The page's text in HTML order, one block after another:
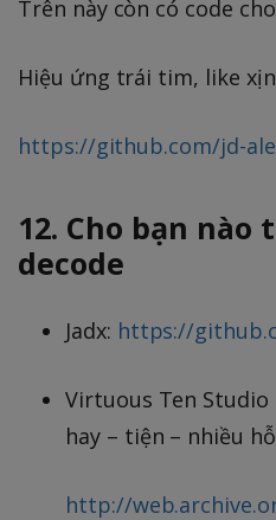
Trên này còn có code
Hiệu ứng trái tim, like
https://github.com/jd-
12. Cho bạn nào
decode
Jadx: https://
Virtuous Ten Studio
hay – tiện – nhiều
http://